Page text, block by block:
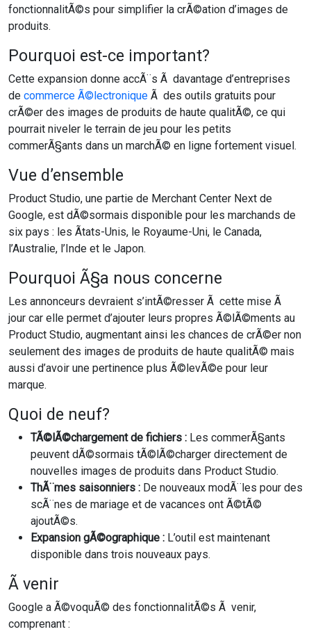
fonctionnalitÃ©s pour simplifier la crÃ©ation d’images de
produits.
Pourquoi est-ce important?
Cette expansion donne accÃ¨s Ã davantage d’entreprises
de commerce Ã©lectronique Ã des outils gratuits pour
crÃ©er des images de produits de haute qualitÃ©, ce qui
pourrait niveler le terrain de jeu pour les petits
commerÃ§ants dans un marchÃ© en ligne fortement visuel.
Vue d’ensemble
Product Studio, une partie de Merchant Center Next de
Google, est dÃ©sormais disponible pour les marchands de
six pays : les Ãtats-Unis, le Royaume-Uni, le Canada,
l’Australie, l’Inde et le Japon.
Pourquoi Ã§a nous concerne
Les annonceurs devraient s’intÃ©resser Ã cette mise Ã
jour car elle permet d’ajouter leurs propres Ã©lÃ©ments au
Product Studio, augmentant ainsi les chances de crÃ©er non
seulement des images de produits de haute qualitÃ© mais
aussi d’avoir une pertinence plus Ã©levÃ©e pour leur
marque.
Quoi de neuf?
TÃ©lÃ©chargement de fichiers : Les commerÃ§ants
peuvent dÃ©sormais tÃ©lÃ©charger directement de
nouvelles images de produits dans Product Studio.
ThÃ¨mes saisonniers : De nouveaux modÃ¨les pour des
scÃ¨nes de mariage et de vacances ont Ã©tÃ©
ajoutÃ©s.
Expansion gÃ©ographique : L’outil est maintenant
disponible dans trois nouveaux pays.
Ã venir
Google a Ã©voquÃ© des fonctionnalitÃ©s Ã venir,
comprenant :